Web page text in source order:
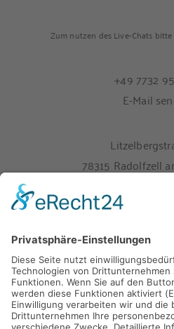
Zum nutzen des Live-Chats
+49 7732
E-Mail
78315 Radolfzell
Melden Sie sich hier für